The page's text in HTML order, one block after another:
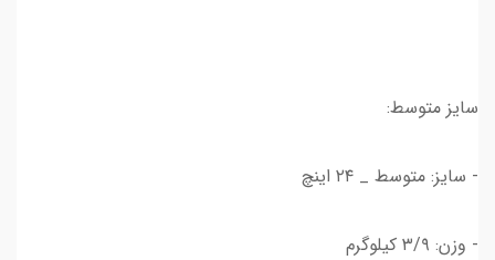
سایز متوسط:
- سایز: متوسط _ ۲۴ اینچ
- وزن: ۳/۹ کیلوگرم